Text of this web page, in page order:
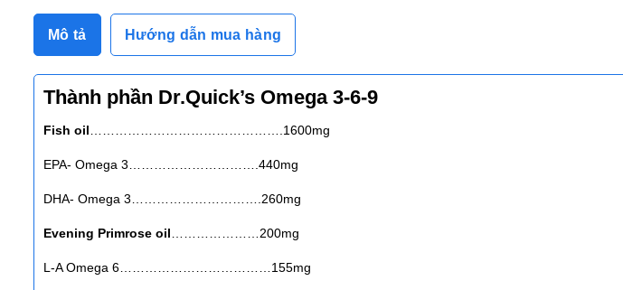
Mô tả Hướng dẫn mua hàng
Thành phần Dr.Quick’s Omega 3-6-9
Fish oil……………………………………….1600mg
EPA- Omega 3………………………….440mg
DHA- Omega 3………………………….260mg
Evening Primrose oil…………………200mg
L-A Omega 6………………………………155mg